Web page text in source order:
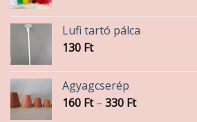
Lufi tartó pálca
130 Ft
Agyagcserép
160 Ft – 330 FtÁrtartomány: